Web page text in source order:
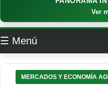
Ver
☰ Menú
MERCADOS Y ECONOMÍA